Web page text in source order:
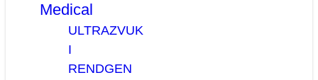
Medical
ULTRAZVUK
I
RENDGEN